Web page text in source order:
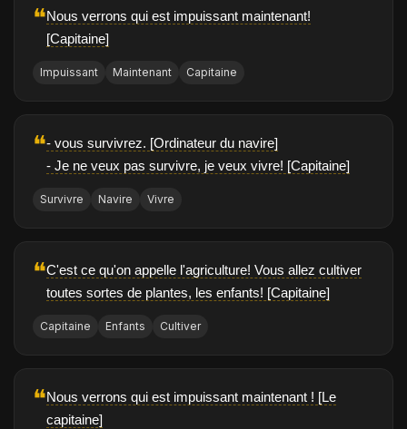
❝Nous verrons qui est impuissant maintenant!
[Capitaine]
Impuissant Maintenant Capitaine
❝- vous survivrez. [Ordinateur du navire]
- Je ne veux pas survivre, je veux vivre! [Capitaine]
Survivre Navire Vivre
❝C'est ce qu'on appelle l'agriculture! Vous allez cultiver
toutes sortes de plantes, les enfants! [Capitaine]
Capitaine Enfants Cultiver
❝Nous verrons qui est impuissant maintenant ! [Le
capitaine]